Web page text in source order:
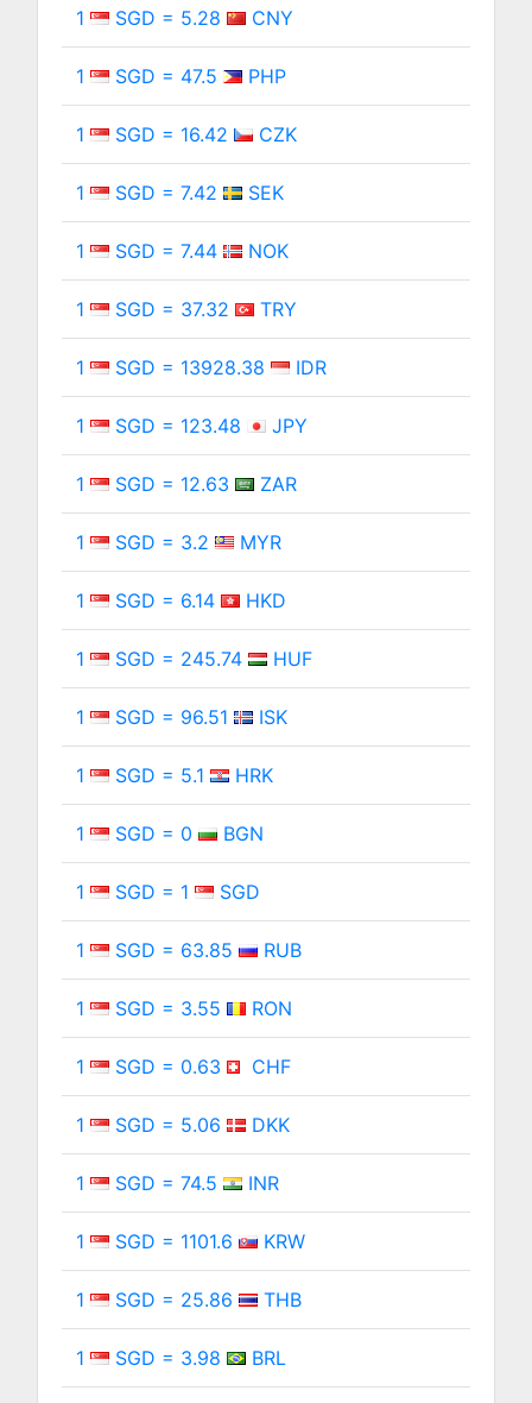
1 SGD = 5.28 CNY
1 SGD = 47.5 PHP
1 SGD = 16.42 CZK
1 SGD = 7.42 SEK
1 SGD = 7.44 NOK
1 SGD = 37.32 TRY
1 SGD = 13928.38 IDR
1 SGD = 123.48 JPY
1 SGD = 12.63 ZAR
1 SGD = 3.2 MYR
1 SGD = 6.14 HKD
1 SGD = 245.74 HUF
1 SGD = 96.51 ISK
1 SGD = 5.1 HRK
1 SGD = 0 BGN
1 SGD = 1 SGD
1 SGD = 63.85 RUB
1 SGD = 3.55 RON
1 SGD = 0.63 CHF
1 SGD = 5.06 DKK
1 SGD = 74.5 INR
1 SGD = 1101.6 KRW
1 SGD = 25.86 THB
1 SGD = 3.98 BRL